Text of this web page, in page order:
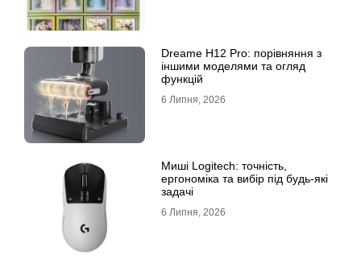
Dreame H12 Pro: порівняння з
іншими моделями та огляд
функцій
6 Липня, 2026
Миші Logitech: точність,
ергономіка та вибір під будь-які
задачі
6 Липня, 2026